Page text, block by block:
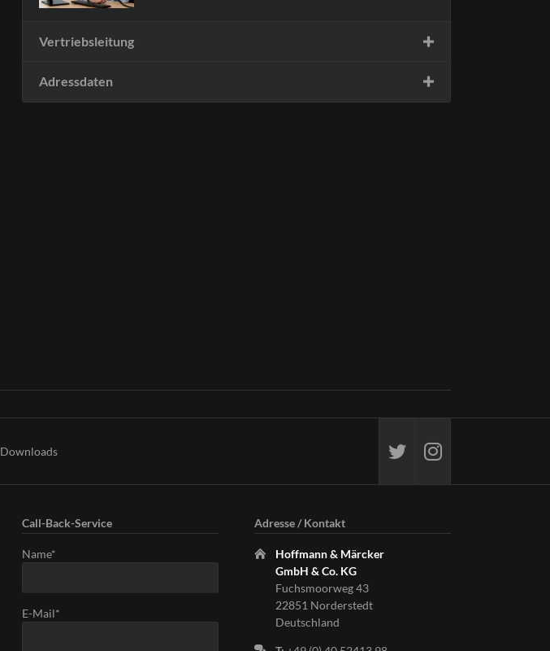
Vertriebsleitung
Adressdaten
Downloads
Call-Back-Service
Pflichtfeld
Name*
Pflichtfeld
E-Mail*
Adresse / Kontakt
Hoffmann & Märcker
GmbH & Co. KG
Fuchsmoorweg 43
22851 Norderstedt
Deutschland